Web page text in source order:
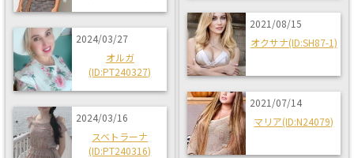
2024/03/27
オルガ
(ID:PT240327)
2024/03/16
スベトラーナ
(ID:PT240316)
2021/08/15
オクサナ(ID:SH87-1)
2021/07/14
マリア(ID:N24079)